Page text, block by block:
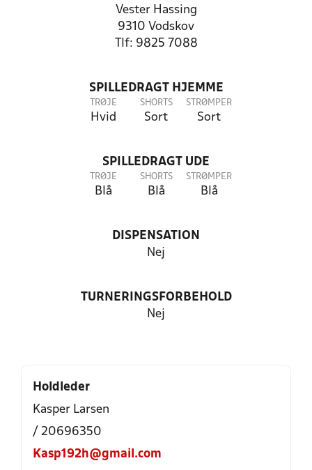
Vester Hassing
9310 Vodskov
Tlf: 9825 7088
SPILLEDRAGT HJEMME
TRØJE
Hvid
SHORTS
Sort
STRØMPER
Sort
SPILLEDRAGT UDE
TRØJE
Blå
SHORTS
Blå
STRØMPER
Blå
DISPENSATION
Nej
TURNERINGSFORBEHOLD
Nej
Holdleder
Kasper Larsen
/ 20696350
Kasp192h@gmail.com